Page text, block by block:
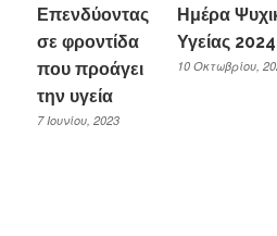
Επενδύοντας
σε φροντίδα
που προάγει
την υγεία
7 Ιουνίου, 2023
Ημέρα
Υγείας 2024
10 Οκτωβρίου,